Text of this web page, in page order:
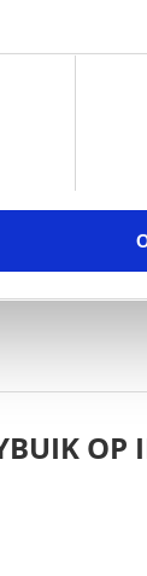
OP